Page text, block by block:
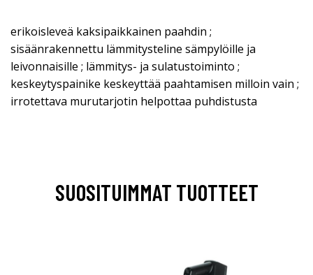
erikoisleveä kaksipaikkainen paahdin ;
sisäänrakennettu lämmitysteline sämpylöille ja
leivonnaisille ; lämmitys- ja sulatustoiminto ;
keskeytyspainike keskeyttää paahtamisen milloin vain ;
irrotettava murutarjotin helpottaa puhdistusta
SUOSITUIMMAT TUOTTEET